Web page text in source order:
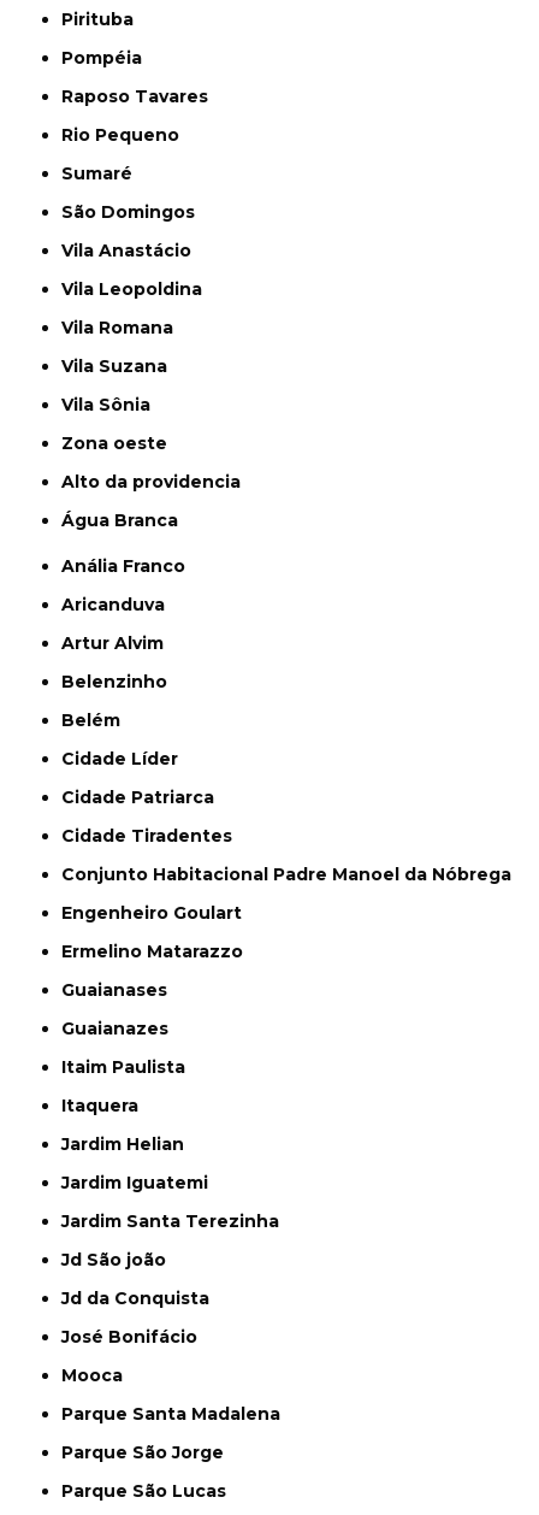
Pirituba
Pompéia
Raposo Tavares
Rio Pequeno
Sumaré
São Domingos
Vila Anastácio
Vila Leopoldina
Vila Romana
Vila Suzana
Vila Sônia
Zona oeste
alto da providencia
Água Branca
Anália Franco
Aricanduva
Artur Alvim
Belenzinho
Belém
Cidade Líder
Cidade Patriarca
Cidade Tiradentes
Conjunto Habitacional Padre Manoel da Nóbrega
Engenheiro Goulart
Ermelino Matarazzo
Guaianases
Guaianazes
Itaim Paulista
Itaquera
Jardim Helian
Jardim Iguatemi
Jardim Santa Terezinha
Jd São joão
Jd da Conquista
José Bonifácio
Mooca
Parque Santa Madalena
Parque São Jorge
Parque São Lucas